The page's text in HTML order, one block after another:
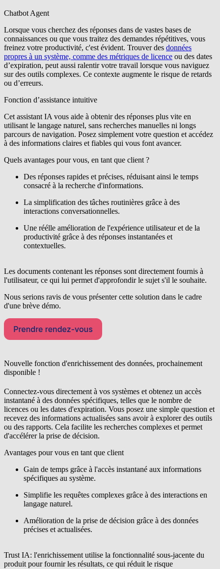
Chatbot Agent
Lorsque vous cherchez des réponses dans de vastes bases de
connaissances ou que vous traitez des demandes répétitives, vous
freinez votre productivité, c'est évident. Trouver des données
propres à un système, comme des métriques de licence ou des dates
d’expiration, peut aussi ralentir votre travail lorsque vous naviguez
sur des outils complexes. Ce contexte augmente le risque de retards
ou d’erreurs.
Fonction d’assistance intuitive
Cet assistant IA vous aide à obtenir des réponses plus vite en
utilisant le langage naturel, sans recherches manuelles ni longs
parcours de navigation. Posez simplement votre question et accédez
à des informations claires et fiables qui vous font avancer.
Quels avantages pour vous, en tant que client ?
Des réponses rapides et précises, réduisant ainsi le temps
consacré à la recherche d'informations.
La simplification des tâches routinières grâce à des
interactions conversationnelles.
Une réélle amélioration de l'expérience utilisateur et de la
productivité grâce à des réponses instantanées et
contextuelles.
Les documents contenant les réponses sont directement fournis à
l'utilisateur, ce qui lui permet d'approfondir le sujet s'il le souhaite.
Nous serions ravis de vous présenter cette solution dans le cadre
d'une brève démo.
Nouvelle fonction d'enrichissement des données, prochainement
disponible !
Connectez-vous directement à vos systèmes et obtenez un accès
instantané à des données spécifiques, telles que le nombre de
licences ou les dates d'expiration. Vous posez une simple question et
recevez des informations actualisées sans avoir à explorer des outils
ou des rapports. Cela facilite les recherches complexes et permet
d'accélérer la prise de décision.
Avantages pourvous en tant que client
Gain de temps grâce à l'accès instantané aux informations
spécifiques au système.
Simplifie les requêtes complexes grâce à des interactions en
langage naturel.
Amélioration de la prise de décision grâce à des données
précises et actualisées.
Trust IA: l'enrichissement utilise la fonctionnalité sous-jacente du
produit pour fournir les résultats, ce qui réduit le risque